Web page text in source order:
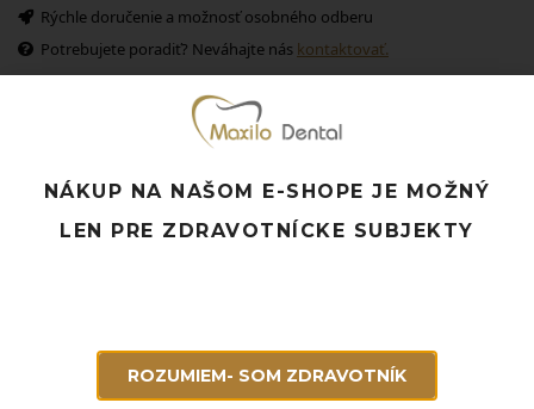
Rýchle doručenie a možnosť osobného odberu
Potrebujete poradiť? Neváhajte nás kontaktovať.
Súvisiace produkty
NÁKUP NA NAŠOM E-SHOPE JE MOŽNÝ
LEN PRE ZDRAVOTNÍCKE SUBJEKTY
ROZUMIEM- SOM ZDRAVOTNÍK